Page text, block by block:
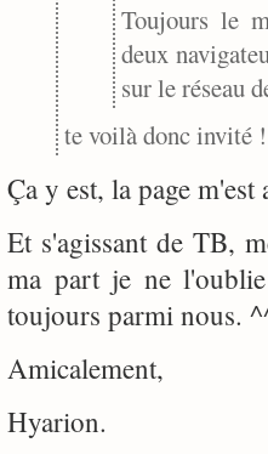
Toujours le
deux
sur le réseau
te voilà donc
Ça y est, la page
Et s'agissant de TB,
ma part je ne
toujours parmi nous.
Amicalement,
Hyarion.